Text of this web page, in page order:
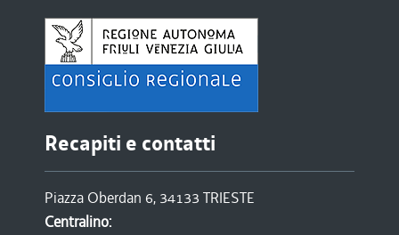
Recapiti e contatti
Piazza Oberdan 6, 34133 TRIESTE
Centralino: